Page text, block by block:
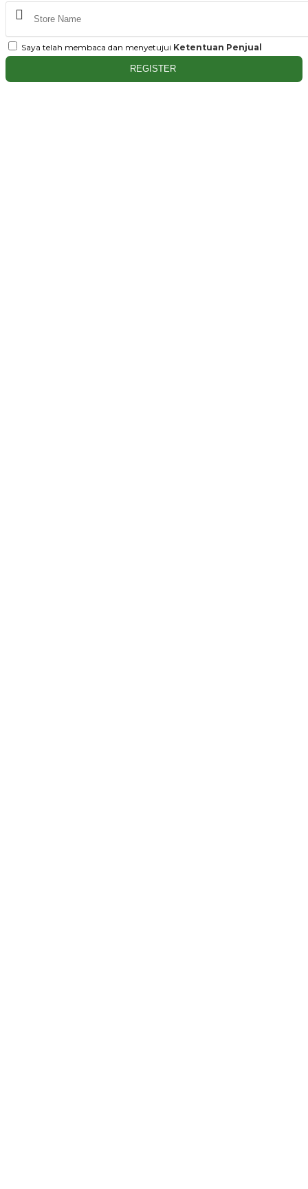
Saya telah membaca dan menyetujui Ketentuan Penjual
REGISTER